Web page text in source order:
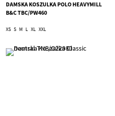
DAMSKA KOSZULKA POLO HEAVYMILL
B&C TBC/PW460
XS S M L XL XXL